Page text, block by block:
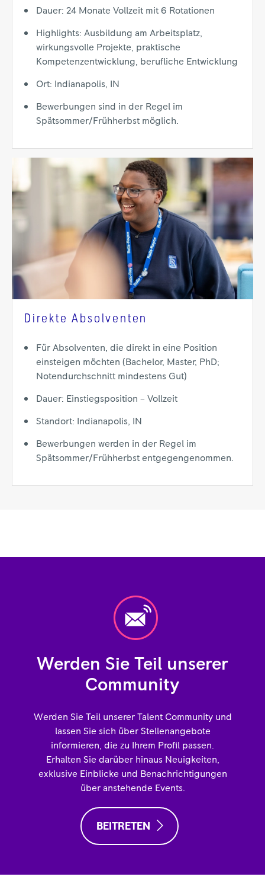
Dauer: 24 Monate Vollzeit mit 6 Rotationen
Highlights: Ausbildung am Arbeitsplatz,
wirkungsvolle Projekte, praktische
Kompetenzentwicklung, berufliche Entwicklung
Ort: Indianapolis, IN
Bewerbungen sind in der Regel im
Spätsommer/Frühherbst möglich.
Direkte Absolventen
Für Absolventen, die direkt in eine Position
einsteigen möchten (Bachelor, Master, PhD;
Notendurchschnitt mindestens Gut)
Dauer: Einstiegsposition – Vollzeit
Standort: Indianapolis, IN
Bewerbungen werden in der Regel im
Spätsommer/Frühherbst entgegengenommen.
Werden Sie Teil unserer
Community
Werden Sie Teil unserer Talent Community und
lassen Sie sich über Stellenangebote
informieren, die zu Ihrem Profil passen.
Erhalten Sie darüber hinaus Neuigkeiten,
exklusive Einblicke und Benachrichtigungen
über anstehende Events.
BEITRETEN